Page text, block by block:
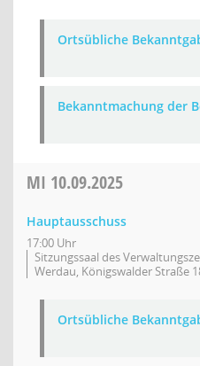
Ortsübliche
Bekanntmachung der
MI 10.09.2025
Hauptausschuss
17:00 Uhr
Sitzungssaal des
Werdau, Königswalder Straße
Ortsübliche